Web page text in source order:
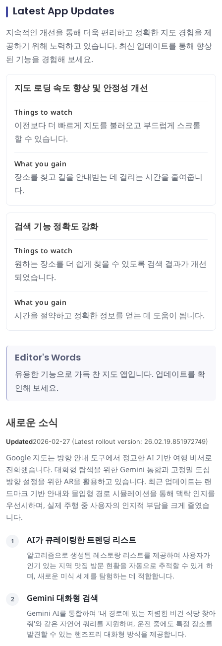
Latest App Updates
지속적인 개선을 통해 더욱 편리하고 정확한 지도 경험을 제
공하기 위해 노력하고 있습니다. 최신 업데이트를 통해 향상
된 기능을 경험해 보세요.
지도 로딩 속도 향상 및 안정성 개선
Things to watch
이전보다 더 빠르게 지도를 불러오고 부드럽게 스크롤
할 수 있습니다.
What you gain
장소를 찾고 길을 안내받는 데 걸리는 시간을 줄여줍니
다.
검색 기능 정확도 강화
Things to watch
원하는 장소를 더 쉽게 찾을 수 있도록 검색 결과가 개선
되었습니다.
What you gain
시간을 절약하고 정확한 정보를 얻는 데 도움이 됩니다.
Editor's Words
유용한 기능으로 가득 찬 지도 앱입니다. 업데이트를 확
인해 보세요.
새로운 소식
Updated2026-02-27 (Latest rollout version: 26.02.19.851972749)
Google 지도는 방향 안내 도구에서 정교한 AI 기반 여행 비서로
진화했습니다. 대화형 탐색을 위한 Gemini 통합과 고정밀 도심
방향 설정을 위한 AR을 활용하고 있습니다. 최근 업데이트는 랜
드마크 기반 안내와 몰입형 경로 시뮬레이션을 통해 맥락 인지를
우선시하며, 실제 주행 중 사용자의 인지적 부담을 크게 줄였습
니다.
1 AI가 큐레이팅한 트렌딩 리스트
알고리즘으로 생성된 레스토랑 리스트를 제공하여 사용자가
인기 있는 지역 맛집 방문 현황을 자동으로 추적할 수 있게 하
며, 새로운 미식 세계를 탐험하는 데 적합합니다.
2 Gemini 대화형 검색
Gemini AI를 통합하여 '내 경로에 있는 저렴한 비건 식당 찾아
줘'와 같은 자연어 쿼리를 지원하며, 운전 중에도 특정 장소를
발견할 수 있는 핸즈프리 대화형 방식을 제공합니다.